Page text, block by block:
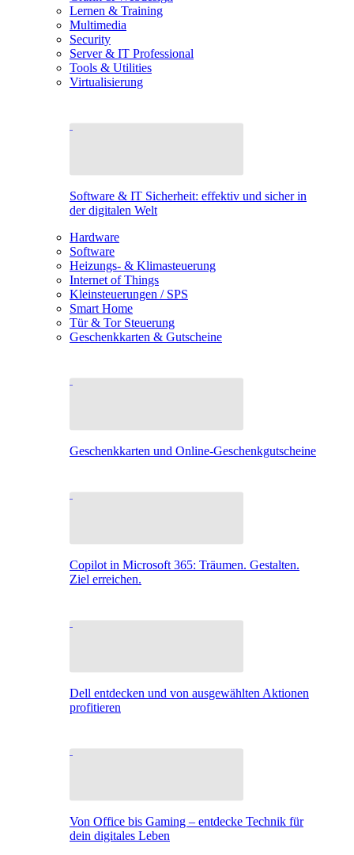
Lernen & Training
Multimedia
Security
Server & IT Professional
Tools & Utilities
Virtualisierung
Software & IT Sicherheit: effektiv und sicher in
der digitalen Welt
Hardware
Software
Heizungs- & Klimasteuerung
Internet of Things
Kleinsteuerungen / SPS
Smart Home
Tür & Tor Steuerung
Geschenkkarten & Gutscheine
Geschenkkarten und Online-Geschenkgutscheine
Copilot in Microsoft 365: Träumen. Gestalten.
Ziel erreichen.
Dell entdecken und von ausgewählten Aktionen
profitieren
Von Office bis Gaming – entdecke Technik für
dein digitales Leben